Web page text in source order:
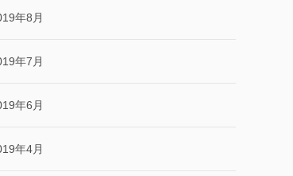
年8月
年7月
年6月
年4月